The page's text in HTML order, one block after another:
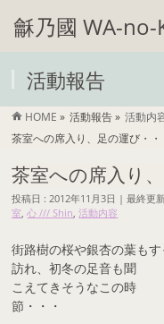
龢乃國 WA-no-
活動報告
HOME » 活動報告» 活動内
茶室への席入り、足の運び・・
茶室への席入り
投稿日 : 2012年11月3日 最終更
室,心 /// Shin,活動内容
街路樹の桜や銀杏の葉も
訪れ、初冬の足音も聞
こえてきそうなこの時
節・・・